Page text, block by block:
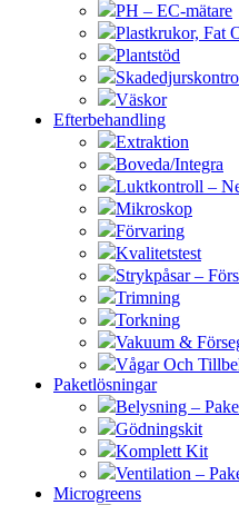
PH – EC-mätare
Plastkrukor, Fat
Plantstöd
Väskor
Efterbehandling
Extraktion
Boveda/Integra
Luktkontroll –
Mikroskop
Förvaring
Kvalitetstest
Strykpåsar –
Trimning
Torkning
Vakuum &
Vågar Och
Paketlösningar
Belysning –
Gödningskit
Komplett Kit
Ventilation –
Microgreens